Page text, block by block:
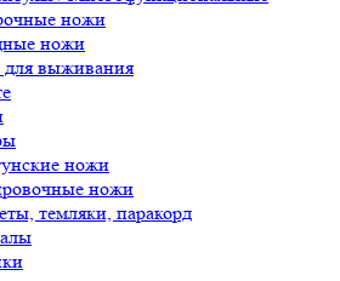
ножи
ножи
выживания
ножи
ножи
темляки, паракорд